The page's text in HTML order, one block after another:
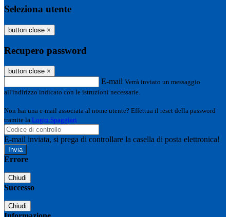
Seleziona utente
button close ×
Recupero password
button close ×
E-mail Verrà inviato un messaggio
all'indirizzo indicato con le istruzioni necessarie.
Non hai una e-mail associata al nome utente? Effettua il reset della password
tramite la Login Spaggiari
E-mail inviata, si prega di controllare la casella di posta elettronica!
Errore
Chiudi
Successo
Chiudi